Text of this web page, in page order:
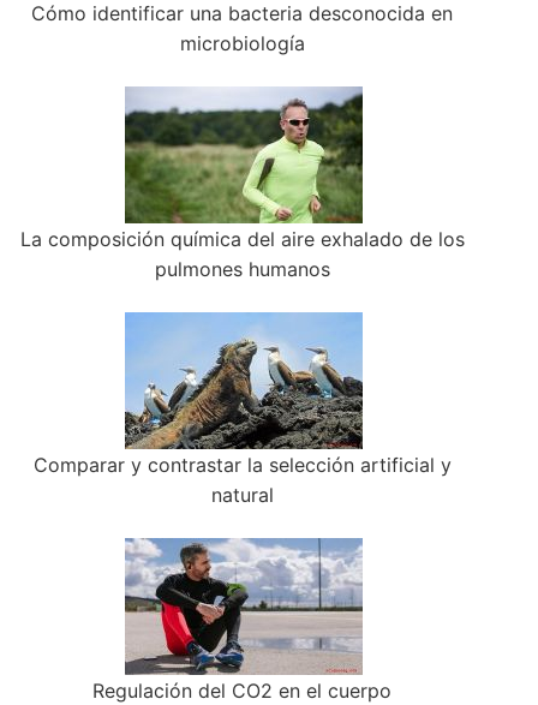
Cómo identificar una bacteria desconocida en
microbiología
La composición química del aire exhalado de los
pulmones humanos
Comparar y contrastar la selección artificial y
natural
Regulación del CO2 en el cuerpo